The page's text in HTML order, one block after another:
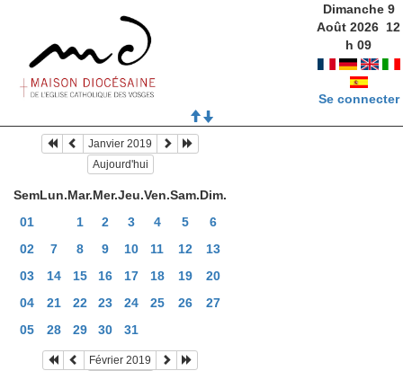
Dimanche 9
Août 2026 12
h09
Se connecter
Janvier 2019
Aujourd'hui
SemLun.Mar.Mer.Jeu.Ven.Sam.Dim.
01
1 2 3 4 5
6
02
7 8 9 10 11 12
13
03
14 15 16 17 18 19
20
04
21 22 23 24 25 26
27
05
28 29 30 31
Février 2019